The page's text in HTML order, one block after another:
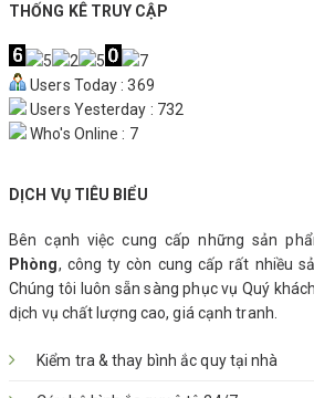
THỐNG KÊ TRUY CẬP
Users Today : 369
Users Yesterday : 732
Who's Online : 7
DỊCH VỤ TIÊU BIỂU
Bên cạnh việc cung cấp những sản
Phòng, công ty còn cung cấp rất nhiều
Chúng tôi luôn sẵn sàng phục vụ Quý
dịch vụ chất lượng cao, giá cạnh tranh.
Kiểm tra & thay bình ắc quy tại nhà